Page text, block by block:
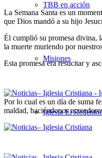
TBB en acción
Misiones
Iglesia El
La Semana Santa es un
que Dios mandó a su hijo
Él cumplió su promesa divina,
la muerte muriendo por
Esta promesa era resucitar y
Por lo cual es un día de suma
maldad, haciéndonos